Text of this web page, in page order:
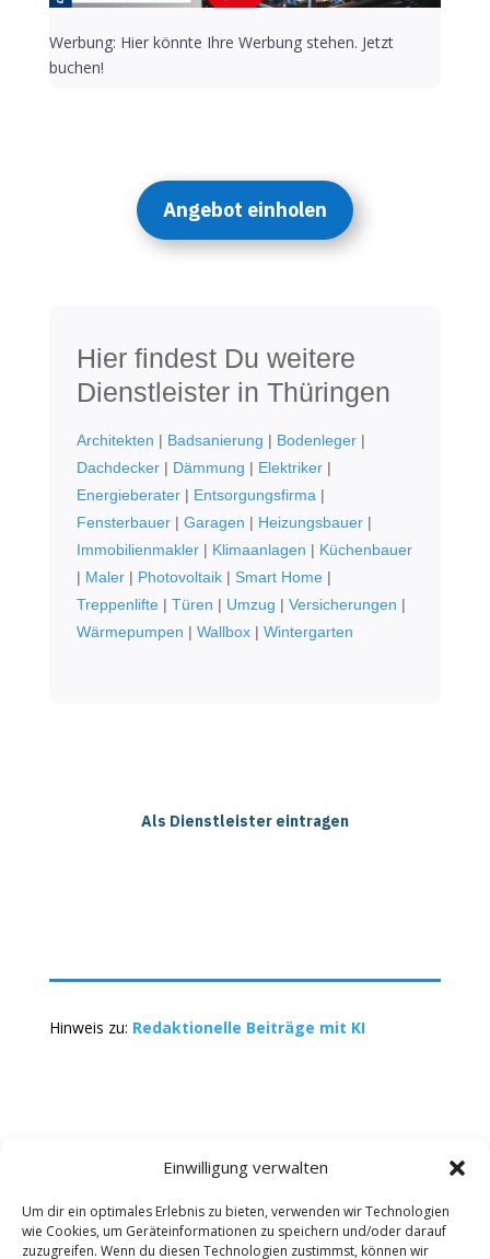
Einwilligung verwalten
Um dir ein optimales Erlebnis zu bieten, verwenden wir Technologien
wie Cookies, um Geräteinformationen zu speichern und/oder darauf
zuzugreifen. Wenn du diesen Technologien zustimmst, können wir
Werbung: Hier könnte Ihre Werbung stehen. Jetzt
buchen!
Angebot einholen
Hier findest Du weitere
Dienstleister in Thüringen
Architekten | Badsanierung | Bodenleger|
Dachdecker| Dämmung | Elektriker|
Energieberater| Entsorgungsfirma |
Fensterbauer| Garagen | Heizungsbauer|
Immobilienmakler| Klimaanlagen | Küchenbauer
| Maler| Photovoltaik| Smart Home|
Treppenlifte| Türen | Umzug | Versicherungen |
Wärmepumpen | Wallbox| Wintergarten
Als Dienstleister eintragen
Hinweis zu: Redaktionelle Beiträge mit KI
Kontakt Impressum
Datenschutz